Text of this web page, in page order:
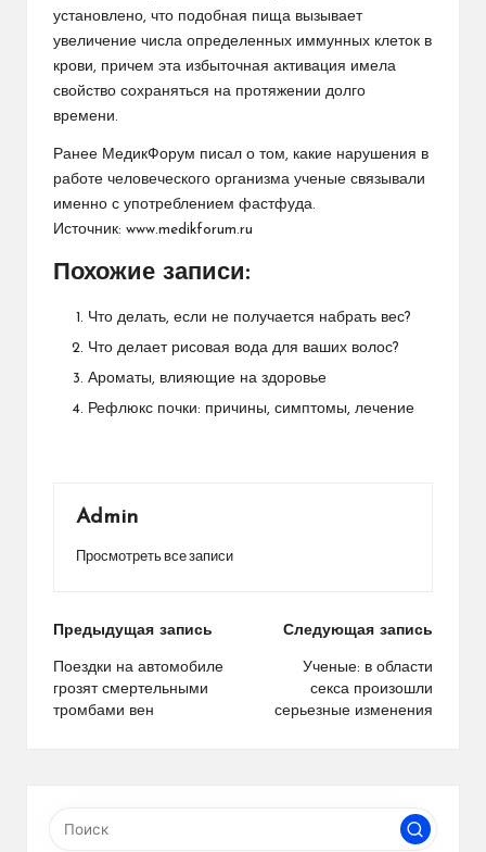
установлено, что подобная пища вызывает
увеличение числа определенных иммунных клеток в
крови, причем эта избыточная активация имела
свойство сохраняться на протяжении долго
времени.
Ранее МедикФорум писал о том, какие нарушения в
работе человеческого организма ученые связывали
именно с употреблением фастфуда.
Источник: www.medikforum.ru
Похожие записи:
Что делать, если не получается набрать вес?
Что делает рисовая вода для ваших волос?
Ароматы, влияющие на здоровье
Рефлюкс почки: причины, симптомы, лечение
Admin
Просмотреть все записи
Навигация
по
записям
Предыдущая запись
Поездки на автомобиле
грозят смертельными
тромбами вен
Следующая запись
Ученые: в области
секса произошли
серьезные изменения